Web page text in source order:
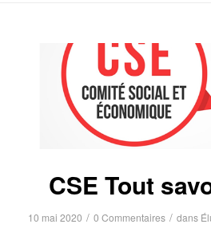
CSE Tout
10 mai 2020 / 0 Commentaires / dans